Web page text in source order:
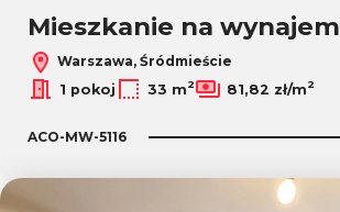
Mieszkanie na wynajem
Warszawa, Śródmieście
1 pokoj
33 m2 81,82 zł/m2
ACO-MW-5116